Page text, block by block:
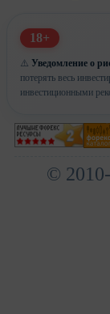
18+
⚠️ Уведомление о
потерять весь
инвестиционными
©